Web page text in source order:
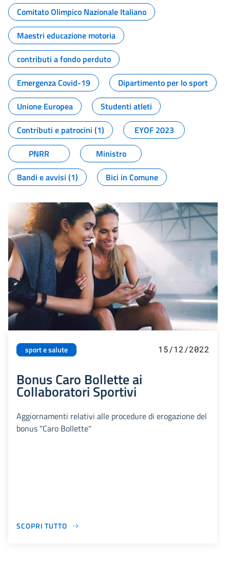
Comitato Olimpico Nazionale Italiano
Maestri educazione motoria
contributi a fondo perduto
Emergenza Covid-19
Dipartimento per lo sport
Unione Europea
Studenti atleti
Contributi e patrocini (1)
EYOF 2023
PNRR
Ministro
Bandi e avvisi (1)
Bici in Comune
sport e salute 15/12/2022
Bonus Caro Bollette ai
Collaboratori Sportivi
Aggiornamenti relativi alle procedure di erogazione del
bonus "Caro Bollette"
SCOPRI TUTTO